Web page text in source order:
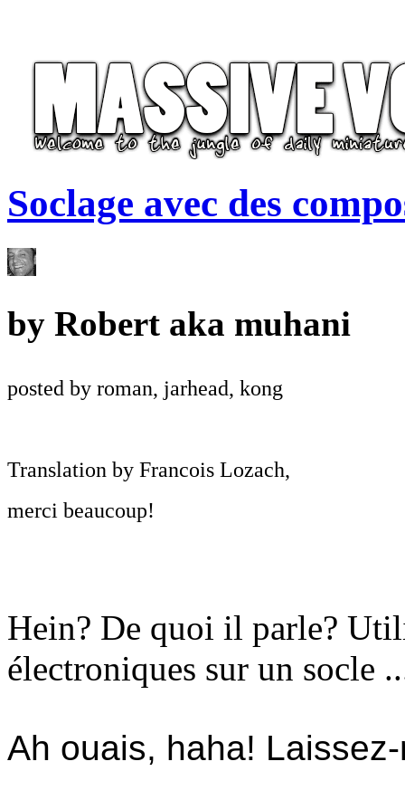
Soclage avec des
by Robert aka muhani
posted by roman, jarhead, kong
Translation by Francois Lozach,
merci beaucoup!
Hein? De quoi il parle?
électroniques sur un socle
Ah ouais, haha!